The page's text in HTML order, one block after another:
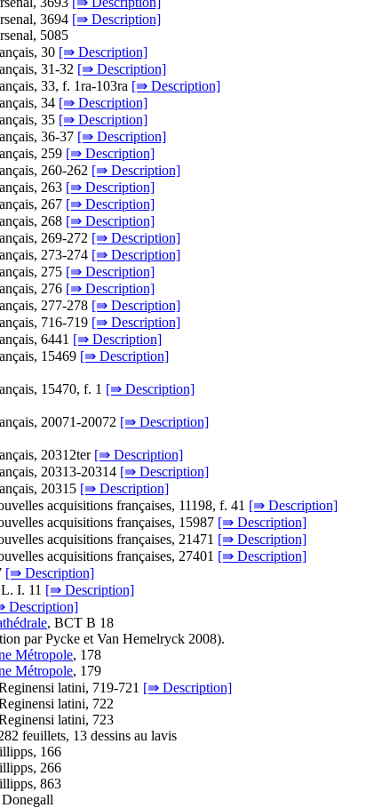
3694 [⇛ Description]
5085
30 [⇛ Description]
31-32 [⇛ Description]
33, f. 1ra-103ra [⇛ Description]
34 [⇛ Description]
35 [⇛ Description]
36-37 [⇛ Description]
259 [⇛ Description]
260-262 [⇛ Description]
263 [⇛ Description]
267 [⇛ Description]
268 [⇛ Description]
269-272 [⇛ Description]
273-274 [⇛ Description]
275 [⇛ Description]
276 [⇛ Description]
277-278 [⇛ Description]
716-719 [⇛ Description]
6441 [⇛ Description]
15469 [⇛ Description]
15470, f. 1 [⇛ Description]
20071-20072 [⇛ Description]
20312ter [⇛ Description]
20313-20314 [⇛ Description]
20315 [⇛ Description]
acquisitions françaises, 11198, f. 41 [⇛ Description]
acquisitions françaises, 15987 [⇛ Description]
acquisitions françaises, 21471 [⇛ Description]
acquisitions françaises, 27401 [⇛ Description]
[⇛ Description]
I. 11 [⇛ Description]
Description]
, BCT B 18
par Pycke et Van Hemelryck 2008).
Métropole, 178
Métropole, 179
latini, 719-721 [⇛ Description]
latini, 722
latini, 723
feuillets, 13 dessins au lavis
166
266
863